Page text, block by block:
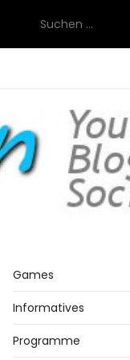
nach:
Games
Informatives
Programme